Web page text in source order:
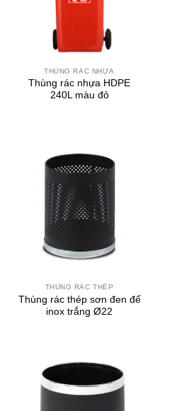
THÙNG RÁC NHỰA
Thùng rác nhựa HDPE
240L màu đỏ
THÙNG RÁC THÉP
Thùng rác thép sơn đen đế
inox trắng Ø22